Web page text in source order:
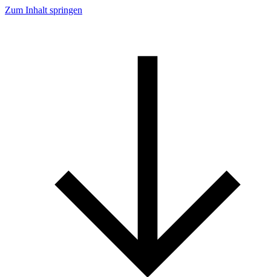
Zum Inhalt springen